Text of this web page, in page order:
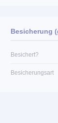
Besicherung
Besichert?
Besicherungsart